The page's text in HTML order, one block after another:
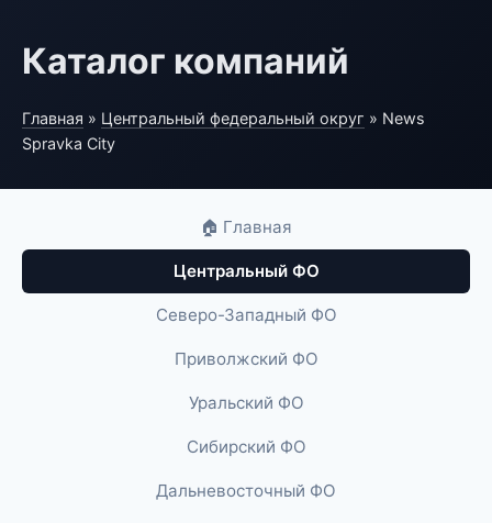
Каталог компаний
Главная » Центральный федеральный округ » News
Spravka City
🏠 Главная
Центральный ФО
Северо-Западный ФО
Приволжский ФО
Уральский ФО
Сибирский ФО
Дальневосточный ФО